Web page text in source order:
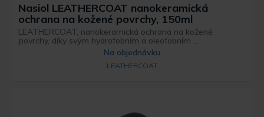
Nasiol LEATHERCOAT nanokeramická
ochrana na kožené povrchy, 150ml
LEATHERCOAT, nanokeramická ochrana na kožené
povrchy, díky svým hydrofobním a oleofobním ...
Na objednávku
LEATHERCOAT